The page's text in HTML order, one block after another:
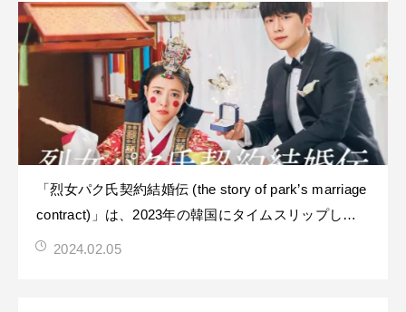
VIKI！【※Netflixでは見れません】
「烈女パク氏契約結婚伝 (the story of park’s marriage
contract)」は、2023年の韓国にタイムスリップした
烈女（節操をかたく守る女の人）パク・ヨヌと、独身
2024.02.05